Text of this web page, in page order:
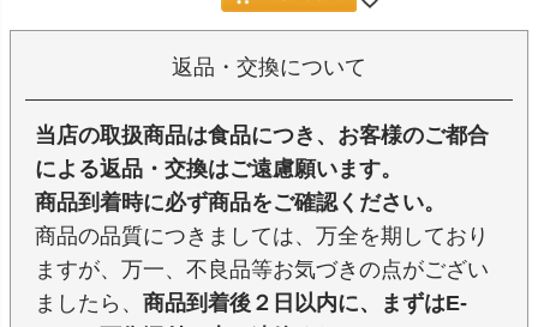
返品・交換について
当店の取扱商品は食品につき、お客様のご都合
による返品・交換はご遠慮願います。
商品到着時に必ず商品をご確認ください。
商品の品質につきましては、万全を期しており
ますが、万一、不良品等お気づきの点がござい
ましたら、 商品到着後２日以内に、まずはE-